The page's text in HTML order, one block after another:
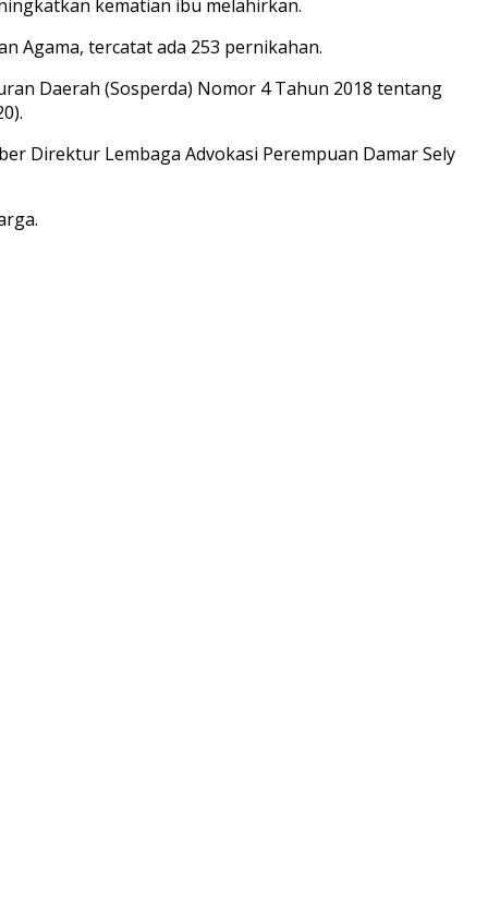
kematian ibu melahirkan.
Agama, tercatat ada 253 pernikahan.
Daerah (Sosperda) Nomor 4 Tahun 2018 tentang
Direktur Lembaga Advokasi Perempuan Damar Sely